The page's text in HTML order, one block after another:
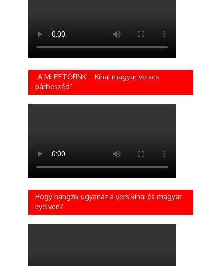
„A MI PETŐFINK – Kínai-magyar verses
párbeszéd”
Hogy hangzik ugyanaz a vers kínai és magyar
nyelven?